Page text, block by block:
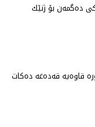
دەگمەن بۆ ژنێك
قاوەیە قەدەغە دەكات